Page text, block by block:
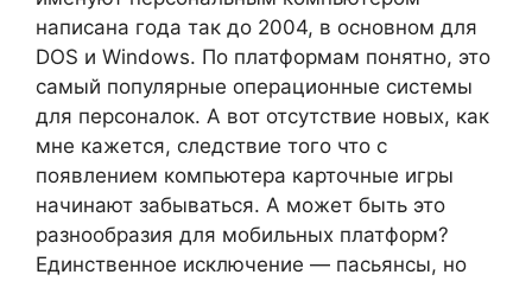
написана года так до 2004, в основном для
DOS и Windows. По платформам понятно, это
самый популярные операционные системы
для персоналок. А вот отсутствие новых, как
мне кажется, следствие того что с
появлением компьютера карточные игры
начинают забываться. А может быть это
разнообразия для мобильных платформ?
Единственное исключение — пасьянсы, но